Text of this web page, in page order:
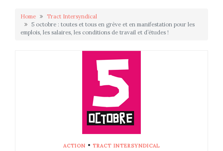
Home
Tract Intersyndical
5 octobre : toutes et tous en grève et en manifestation pour les
emplois, les salaires, les conditions de travail et d’études !
ACTION • TRACT INTERSYNDICAL